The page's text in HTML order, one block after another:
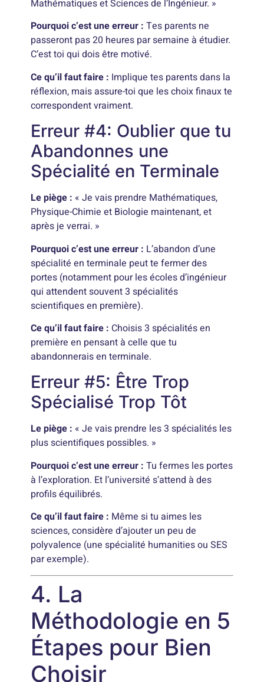
Mathématiques et Sciences de l’Ingénieur. »
Pourquoi c’est une erreur : Tes parents ne
passeront pas 20 heures par semaine à étudier.
C’est toi qui dois être motivé.
Ce qu’il faut faire : Implique tes parents dans la
réflexion, mais assure-toi que les choix finaux te
correspondent vraiment.
Erreur #4: Oublier que tu
Abandonnes une
Spécialité en Terminale
Le piège : « Je vais prendre Mathématiques,
Physique-Chimie et Biologie maintenant, et
après je verrai. »
Pourquoi c’est une erreur : L’abandon d’une
spécialité en terminale peut te fermer des
portes (notamment pour les écoles d’ingénieur
qui attendent souvent 3 spécialités
scientifiques en première).
Ce qu’il faut faire : Choisis 3 spécialités en
première en pensant à celle que tu
abandonnerais en terminale.
Erreur #5: Être Trop
Spécialisé Trop Tôt
Le piège : « Je vais prendre les 3 spécialités les
plus scientifiques possibles. »
Pourquoi c’est une erreur : Tu fermes les portes
à l’exploration. Et l’université s’attend à des
profils équilibrés.
Ce qu’il faut faire : Même si tu aimes les
sciences, considère d’ajouter un peu de
polyvalence (une spécialité humanities ou SES
par exemple).
4. La
Méthodologie en 5
Étapes pour Bien
Choisir